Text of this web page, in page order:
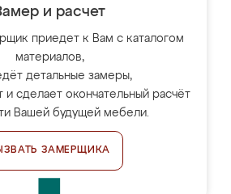
и расчет
приедет к Вам с каталогом
материалов,
детальные замеры,
и сделает окончательный расчёт
Вашей будущей мебели.
ЗАМЕРЩИКА